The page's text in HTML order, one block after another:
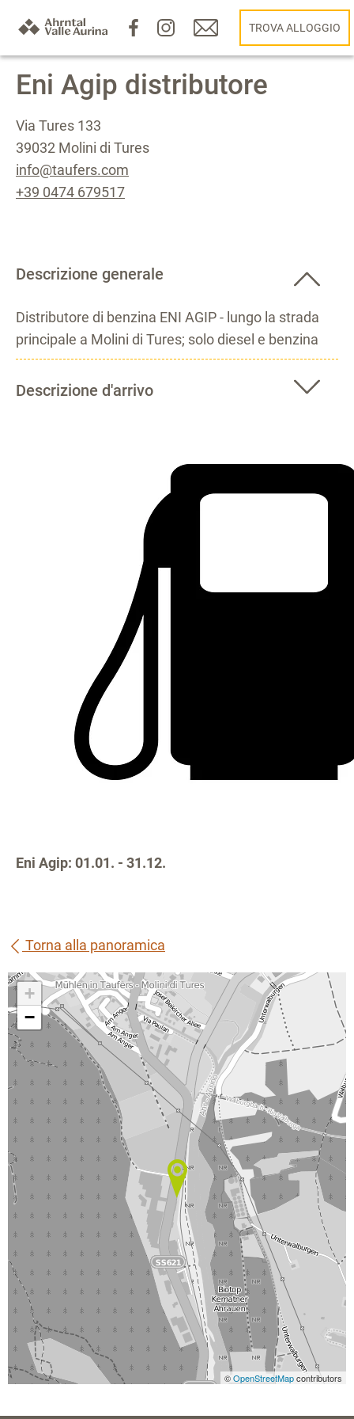
TROVA ALLOGGIO
Eni Agip distributore
Via Tures 133
39032 Molini di Tures
info@taufers.com
+39 0474 679517
Descrizione generale
Distributore di benzina ENI AGIP - lungo la strada
principale a Molini di Tures; solo diesel e benzina
Descrizione d'arrivo
Eni Agip: 01.01. - 31.12.
Torna alla panoramica
+
−
©OpenStreetMapcontributors